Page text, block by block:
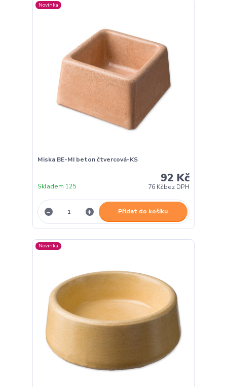
Novinka
Miska BE-MI beton čtvercová-KS
92 Kč
76 Kčbez DPH
Skladem 125
Přidat do košíku
Novinka